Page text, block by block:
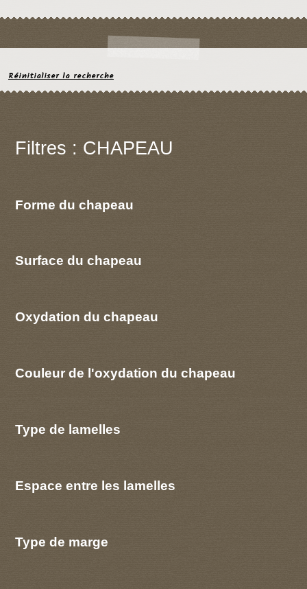
Réinitialiser la recherche
Filtres : CHAPEAU
Forme du chapeau
Surface du chapeau
Oxydation du chapeau
Couleur de l'oxydation du chapeau
Type de lamelles
Espace entre les lamelles
Type de marge